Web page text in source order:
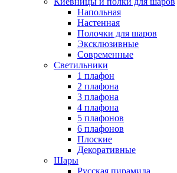
Напольная
Настенная
Полочки для шаров
Эксклюзивные
Современные
Светильники
1 плафон
2 плафона
3 плафона
4 плафона
5 плафонов
6 плафонов
Плоские
Декоративные
Шары
Русская пирамида